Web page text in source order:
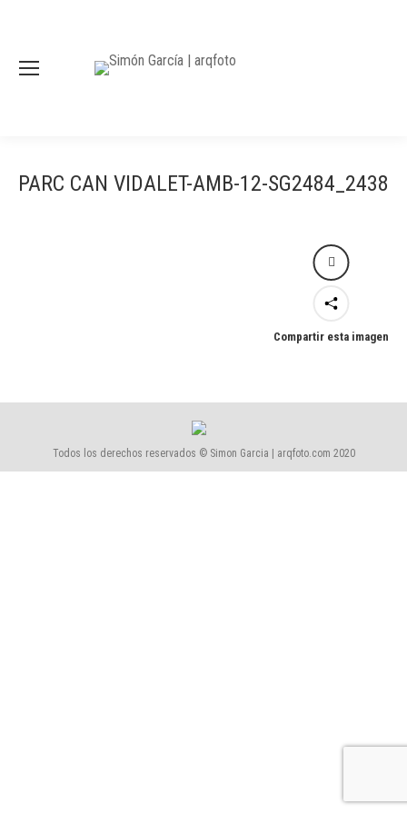
PARC CAN VIDALET-AMB-12-SG2484_2438
Compartir esta imagen
Todos los derechos reservados © Simon Garcia | arqfoto.com 2020